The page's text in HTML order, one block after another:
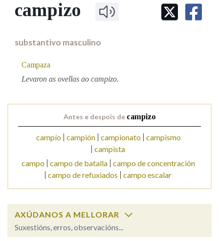
IDENTIDADE CORPORATIVA
MARCIAL DEL ADALID
FIGURAS HOMENAXEADAS
Facebook
TwitterYoutubeInstagram
Bluesky
BUSCAR NOS LEMAS
Remata por
Contén
BUSCAR NO CONTIDO
Nas definicións
campizo
substantivo masculino
Campaza
Levaron as ovellas ao campizo.
Antes e despois de campizo
campío campión campionato
campismo
campista
campo campo de batalla campo de concentración
campo de refuxiados
campo escalar
AXÚDANOS A MELLORAR
Suxestións, erros, observacións...